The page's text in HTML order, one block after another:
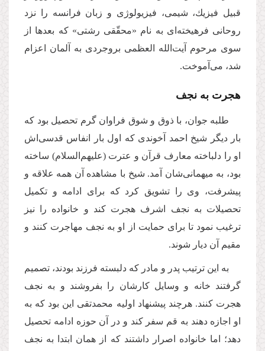
قبیل فیزیك، شیمى، فیزیولوژى و زبان فرانسه را نزد
روحانى فرهیخته‌اى به نام «محقّقى رشتى» كه بعدها از
سوى مرحوم آیت‌الله العظمى بروجردى به آلمان اعزام
شد، مى‌آموخت.
هجرت به نجف
طلبه جوان، با ذوق و شوق فراوان گرم تحصیل بود كه
بار دیگر شیخ احمد آخوندى كه اول بار انفاس قدسى‌اش
او را دلباخته معارف قرآن و عترت (علیهم‌السلام) ساخته
بود، به میهمانى‌شان آمد. شیخ با مشاهده آن همه علاقه و
پیشرفت، وى را تشویق كرد كه براى ادامه و تكمیل
تحصیلات به نجف اشرف هجرت كند و خانواده را نیز
ترغیب نمود تا براى حمایت از او به نجف مهاجرت كنند و
مقیم آن دیار شوند.
به این ترتیب پدر و مادر كه دلبسته فرزند بودند، تصمیم
گرفتند خانه و وسایل كارشان را بفروشند و به نجف
هجرت كنند. هرچند پیشنهاد اولیه محمدتقى این بود كه به
او اجازه دهند به قم سفر كند و در آن حوزه ادامه تحصیل
دهد؛ اما خانواده اصرار داشتند كه از همان ابتدا به نجف